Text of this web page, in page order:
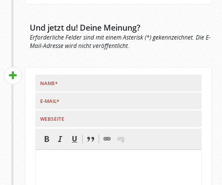
Und jetzt du! Deine Meinung?
Erforderliche Felder sind mit einem Asterisk (*) gekennzeichnet. Die E-
Mail-Adresse wird nicht veröffentlicht.
NAME*
E-MAIL*
WEBSEITE